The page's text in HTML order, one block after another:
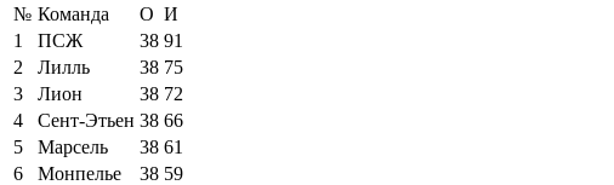
№ Команда О И
1
ПСЖ 38 91
2
Лилль 38 75
3
Лион 38 72
4
Сент-Этьен 38 66
5
Марсель 38 61
6
Монпелье 38 59